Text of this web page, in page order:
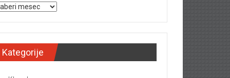
tekstova
Kategorije